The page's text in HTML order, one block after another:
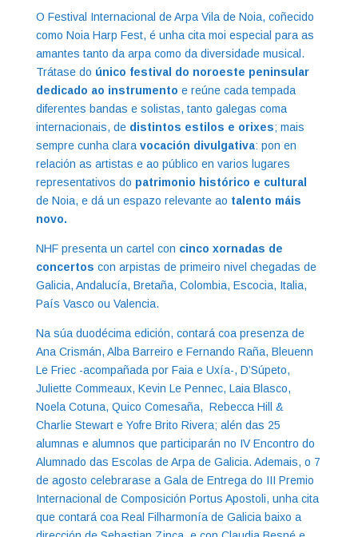
O Festival Internacional de Arpa Vila de Noia, coñecido
como Noia Harp Fest, é unha cita moi especial para as
amantes tanto da arpa como da diversidade musical.
Trátase do único festival do noroeste peninsular
dedicado ao instrumento e reúne cada tempada
diferentes bandas e solistas, tanto galegas coma
internacionais, dedistintos estilos e orixes; mais
sempre cunha clara vocación divulgativa: pon en
relación as artistas e ao público en varios lugares
representativos do patrimonio histórico e cultural
de Noia, e dá un espazo relevante ao talento máis
novo.
NHF presenta un cartel con cinco xornadas de
concertos con arpistas de primeiro nivel chegadas de
Galicia, Andalucía, Bretaña, Colombia, Escocia, Italia,
País Vasco ou Valencia.
Na súa duodécima edición, contará coa presenza de
Ana Crismán, Alba Barreiro e Fernando Raña, Bleuenn
Le Friec -acompañada por Faia e Uxía-, D’Súpeto,
Juliette Commeaux, Kevin Le Pennec, Laia Blasco,
Noela Cotuna, Quico Comesaña, Rebecca Hill &
Charlie Stewart e Yofre Brito Rivera; alén das 25
alumnas e alumnos que participarán no IV Encontro do
Alumnado das Escolas de Arpa de Galicia. Ademais, o 7
de agosto celebrarase a Gala de Entrega do III Premio
Internacional de Composición Portus Apostoli, unha cita
que contará coa Real Filharmonía de Galicia baixo a